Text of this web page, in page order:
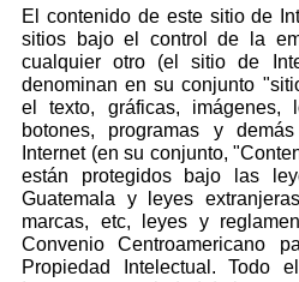
El contenido de este sitio de
sitios bajo el control de la
cualquier otro (el sitio de
denominan en su conjunto
el texto, gráficas, imágenes,
botones, programas y
Internet (en su conjunto,
están protegidos bajo las
Guatemala y leyes
marcas, etc, leyes y
Convenio Centroamericano
Propiedad Intelectual. Todo